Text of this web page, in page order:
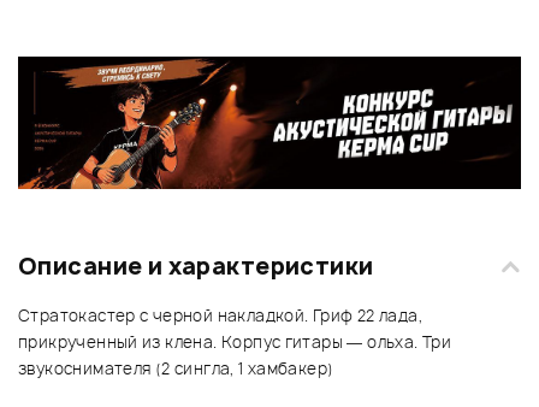
Описание и характеристики
Стратокастер с черной накладкой. Гриф 22 лада,
прикрученный из клена. Корпус гитары — ольха. Три
звукоснимателя (2 сингла, 1 хамбакер)